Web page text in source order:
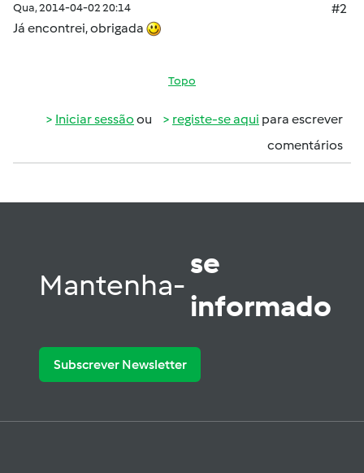
Qua, 2014-04-02 20:14
#2
Já encontrei, obrigada
Topo
Iniciar sessão ou registe-se aqui para escrever
comentários
Mantenha-
se
informado
Subscrever Newsletter